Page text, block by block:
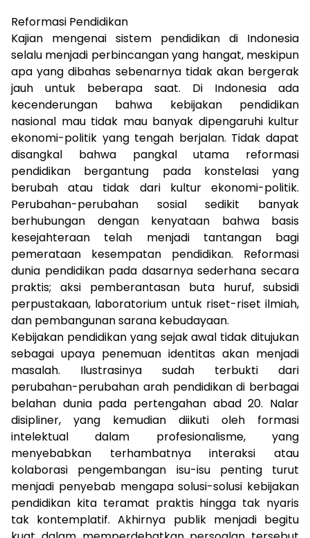
Reformasi Pendidikan
Kajian mengenai sistem pendidikan di Indonesia
selalu menjadi perbincangan yang hangat, meskipun
apa yang dibahas sebenarnya tidak akan bergerak
jauh untuk beberapa saat. Di Indonesia ada
kecenderungan bahwa kebijakan pendidikan
nasional mau tidak mau banyak dipengaruhi kultur
ekonomi-politik yang tengah berjalan. Tidak dapat
disangkal bahwa pangkal utama reformasi
pendidikan bergantung pada konstelasi yang
berubah atau tidak dari kultur ekonomi-politik.
Perubahan-perubahan sosial sedikit banyak
berhubungan dengan kenyataan bahwa basis
kesejahteraan telah menjadi tantangan bagi
pemerataan kesempatan pendidikan. Reformasi
dunia pendidikan pada dasarnya sederhana secara
praktis; aksi pemberantasan buta huruf, subsidi
perpustakaan, laboratorium untuk riset-riset ilmiah,
dan pembangunan sarana kebudayaan.
Kebijakan pendidikan yang sejak awal tidak ditujukan
sebagai upaya penemuan identitas akan menjadi
masalah. Ilustrasinya sudah terbukti dari
perubahan-perubahan arah pendidikan di berbagai
belahan dunia pada pertengahan abad 20. Nalar
disipliner, yang kemudian diikuti oleh formasi
intelektual dalam profesionalisme, yang
menyebabkan terhambatnya interaksi atau
kolaborasi pengembangan isu-isu penting turut
menjadi penyebab mengapa solusi-solusi kebijakan
pendidikan kita teramat praktis hingga tak nyaris
tak kontemplatif. Akhirnya publik menjadi begitu